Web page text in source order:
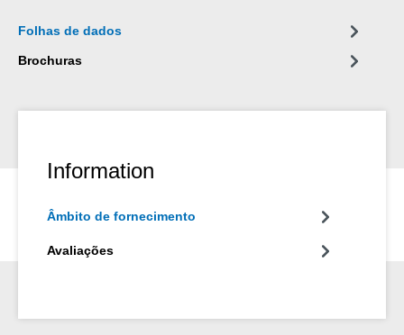
Folhas de dados
Brochuras
Information
Âmbito de fornecimento
Avaliações